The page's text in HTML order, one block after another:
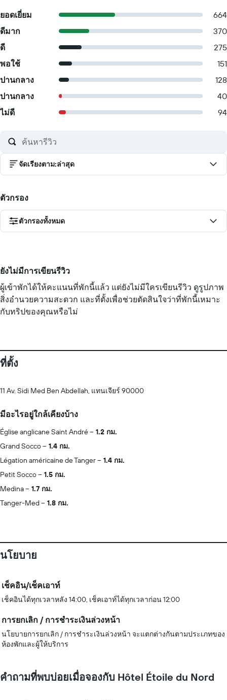
ยอดเยี่ยม
664
ดีมาก
370
ดี
275
พอใช้
151
ปานกลาง
128
ปานกลาง
40
ไม่ดี
94
จัดเรียงตาม:ล่าสุด
ตัวกรอง
ตัวกรองทั้งหมด
ยังไม่มีการเขียนรีวิว
ผู้เข้าพักได้ให้คะแนนที่พักนี้แล้ว แต่ยังไม่มีใครเขียนรีวิว ดูรูปภาพ
สิ่งอำนวยความสะดวก และที่ตั้งเพื่อช่วยตัดสินใจว่าที่พักนี้เหมาะ
กับทริปของคุณหรือไม่
ที่ตั้ง
11 Av. Sidi Med Ben Abdellah, แทนเจียร์ 90000
มีอะไรอยู่ใกล้เคียงบ้าง
Église anglicane Saint André
1.2 กม.
Grand Socco
1.4 กม.
Légation américaine de Tanger
1.4 กม.
Petit Socco
1.5 กม.
Medina
1.7 กม.
Tanger-Med
1.8 กม.
นโยบาย
เช็คอิน/เช็คเอาท์
เช็คอินได้ทุกเวลาหลัง 14:00, เช็คเอาท์ได้ทุกเวลาก่อน 12:00
การยกเลิก / การชำระเงินล่วงหน้า
นโยบายการยกเลิก / การชำระเงินล่วงหน้า จะแตกต่างกันตามประเภทของ
ห้องพักและผู้ให้บริการ
คำถามที่พบบ่อยเมื่อจองกับ Hôtel Étoile du Nord